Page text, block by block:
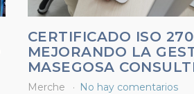
CERTIFICADO ISO
MEJORANDO LA
MASEGOSA
Merche No hay comentarios